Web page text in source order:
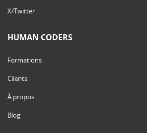
X/Twitter
HUMAN CODERS
Formations
Clients
À propos
Blog